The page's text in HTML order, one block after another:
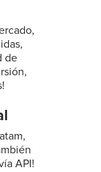
de
API!